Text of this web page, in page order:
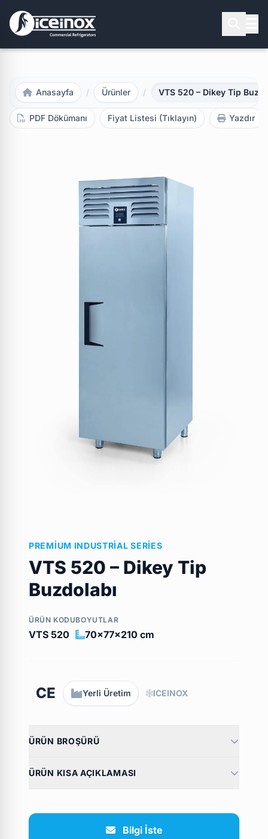
Aramak için Enter'a basınız
Anasayfa / Ürünler / VTS 520 – Dikey Tip
PDF Dökümanı Fiyat Listesi (Tıklayın) Yazdır
PREMIUM INDUSTRIAL SERIES
VTS 520 – Dikey Tip
Buzdolabı
ÜRÜN KODU
VTS 520
BOYUTLAR
70x77x210 cm
CE Yerli Üretim ICEINOX
ÜRÜN BROŞÜRÜ
ÜRÜN KISA AÇIKLAMASI
Bilgi İste